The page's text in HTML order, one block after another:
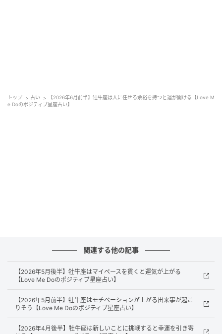
【2026年6月前半】蟹座は自分にふさわしい良
縁を呼び込める【Love Me Doのポジティブ星
トップ 占い
【2026年6月前半】牡牛座は人に任せる余裕を持つと運が開ける【Love M
e Doのポジティブ星座占い】
関連する他の記事
【2026年5月後半】牡牛座はマイペースを貫くと運気が上がる
【Love Me Doのポジティブ星座占い】
【2026年5月前半】牡牛座はモチベーションが上がる出来事が起こ
りそう【Love Me Doのポジティブ星座占い】
【2026年4月後半】牡牛座は新しいことに挑戦すると幸運を引き寄